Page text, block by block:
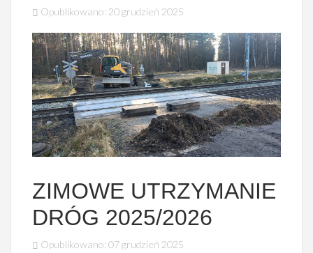
Opublikowano: 20 grudzień 2025
ZIMOWE UTRZYMANIE
DRÓG 2025/2026
Opublikowano: 07 grudzień 2025